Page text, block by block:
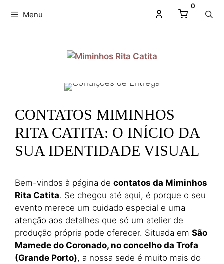
0
Menu
CONTATOS MIMINHOS
RITA CATITA: O INÍCIO DA
SUA IDENTIDADE VISUAL
Bem-vindos à página de contatos da Miminhos
Rita Catita. Se chegou até aqui, é porque o seu
evento merece um cuidado especial e uma
atenção aos detalhes que só um atelier de
produção própria pode oferecer. Situada em São
Mamede do Coronado, no concelho da Trofa
(Grande Porto), a nossa sede é muito mais do